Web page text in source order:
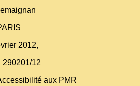
2012,
290201/12
aux PMR